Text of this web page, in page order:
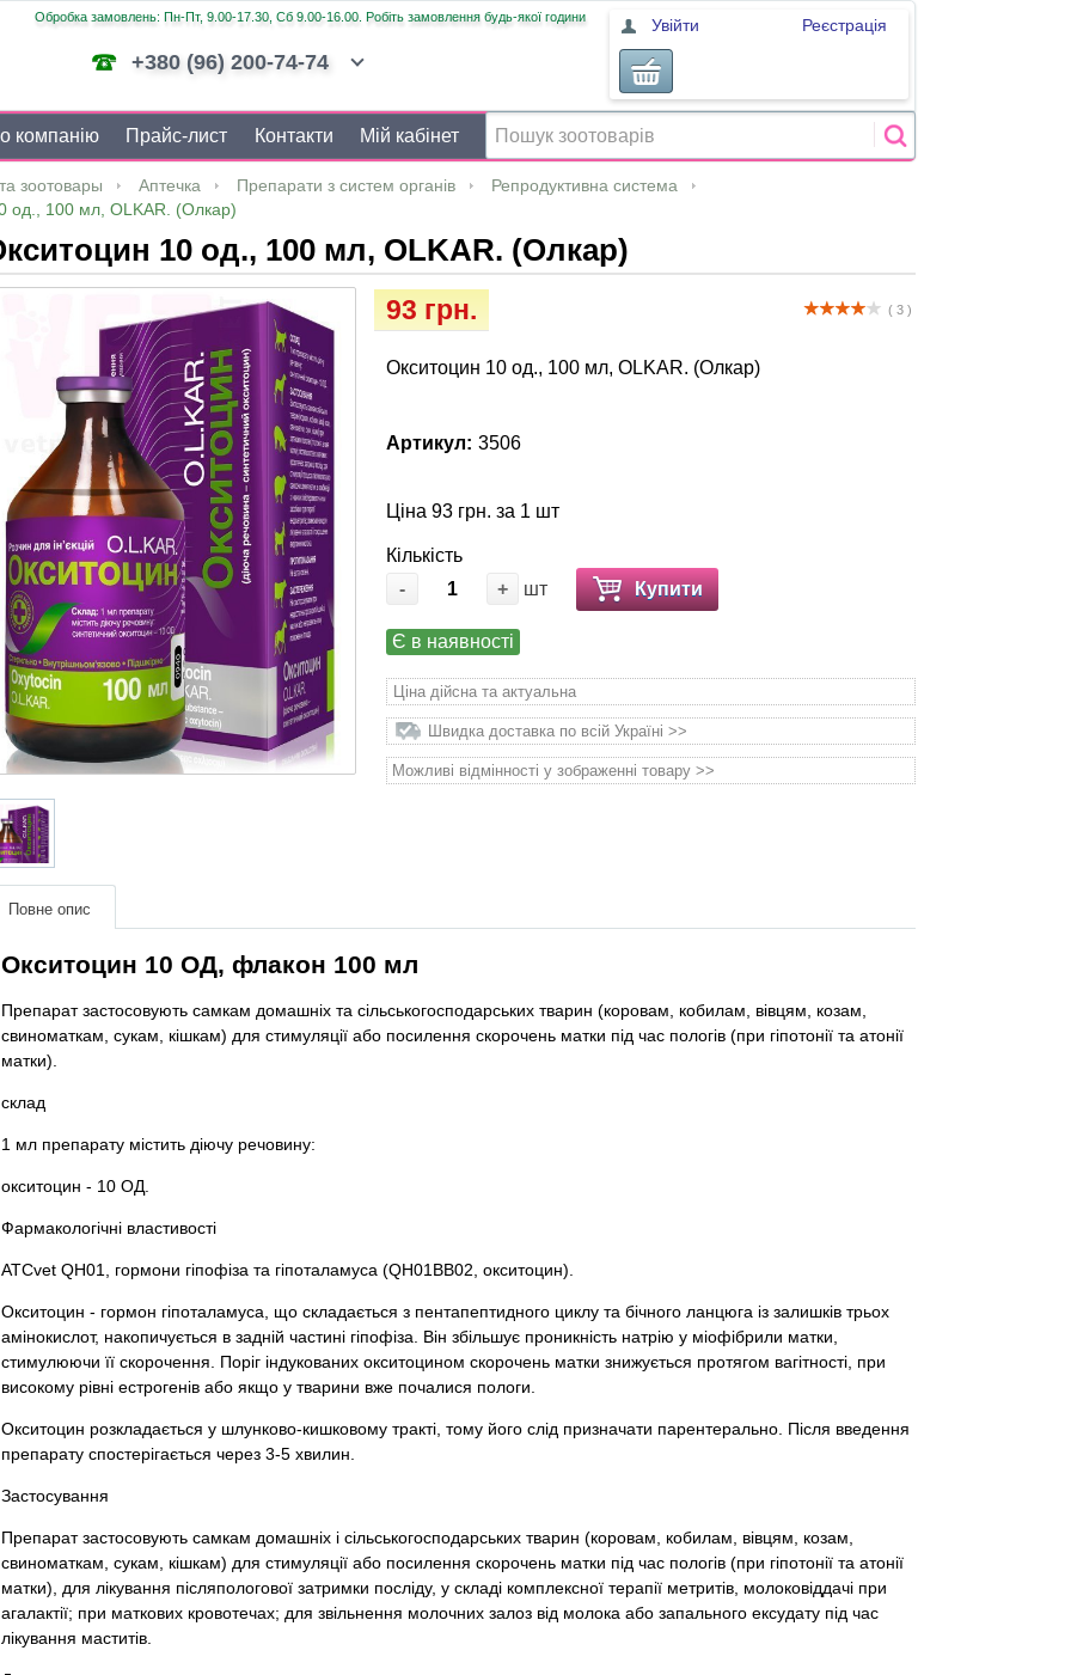
Обробка замовлень: Пн-Пт, 9.00-17.30, Сб 9.00-16.00. Робіть замовлення будь-якої години
+380 (96) 200-74-74
Увійти Реєстрація
компанію Прайс-лист Контакти Мій кабінет
зоотовары Аптечка Препарати з систем органів
Репродуктивна система
од., 100 мл, OLKAR. (Олкар)
10 од., 100 мл, OLKAR. (Олкар)
( 3 )
93 грн.
Окситоцин 10 од., 100 мл, OLKAR. (Олкар)
Артикул: 3506
Ціна 93 грн. за 1 шт
Кількість
-
+ шт Купити
Є в наявності
Ціна дійсна та актуальна
Швидка доставка по всій Україні >>
Можливі відмінності у зображенні товару >>
Повне опис
Окситоцин 10 ОД, флакон 100 мл
Препарат застосовують самкам домашніх та сільськогосподарських тварин (коровам, кобилам, вівцям, козам,
свиноматкам, сукам, кішкам) для стимуляції або посилення скорочень матки під час пологів (при гіпотонії та атонії
матки).
склад
1 мл препарату містить діючу речовину:
окситоцин - 10 ОД.
Фармакологічні властивості
ATCvet QН01, гормони гіпофіза та гіпоталамуса (QH01BB02, окситоцин).
Окситоцин - гормон гіпоталамуса, що складається з пентапептидного циклу та бічного ланцюга із залишків трьох
амінокислот, накопичується в задній частині гіпофіза. Він збільшує проникність натрію у міофібрили матки,
стимулюючи її скорочення. Поріг індукованих окситоцином скорочень матки знижується протягом вагітності, при
високому рівні естрогенів або якщо у тварини вже почалися пологи.
Окситоцин розкладається у шлунково-кишковому тракті, тому його слід призначати парентерально. Після введення
препарату спостерігається через 3-5 хвилин.
Застосування
Препарат застосовують самкам домашніх і сільськогосподарських тварин (коровам, кобилам, вівцям, козам,
свиноматкам, сукам, кішкам) для стимуляції або посилення скорочень матки під час пологів (при гіпотонії та атонії
матки), для лікування післяпологової затримки посліду, у складі комплексної терапії метритів, молоковіддачі при
агалактії; при маткових кровотечах; для звільнення молочних залоз від молока або запального ексудату під час
лікування маститів.